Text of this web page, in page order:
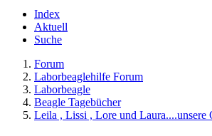
Index
Aktuell
Suche
Forum
Laborbeaglehilfe Forum
Laborbeagle
Beagle Tagebücher
Leila , Lissi , Lore und Laura....unsere